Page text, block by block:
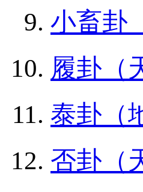
小畜卦
履卦（
泰卦（
否卦（